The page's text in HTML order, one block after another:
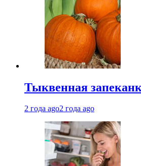
Тыквенная
2 года ago2 года ago